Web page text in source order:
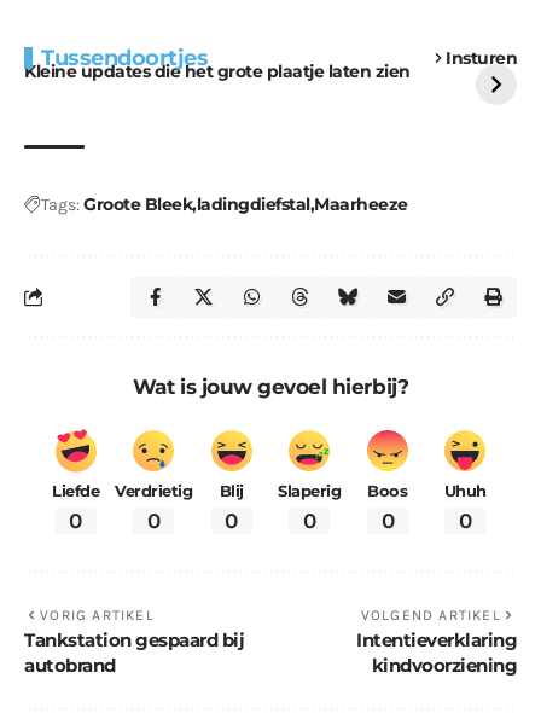
Tussendoortjes Insturen
Kleine updates die het grote plaatje laten zien
voor kabouters
uitdaging
Tags:Groote BleekladingdiefstalMaarheeze
Wat is jouw gevoel hierbij?
Liefde
0
Verdrietig
0
Blij
0
Slaperig
0
Boos
0
Uhuh
0
VORIG ARTIKEL
Tankstation gespaard bij
autobrand
VOLGEND ARTIKEL
Intentieverklaring
kindvoorziening